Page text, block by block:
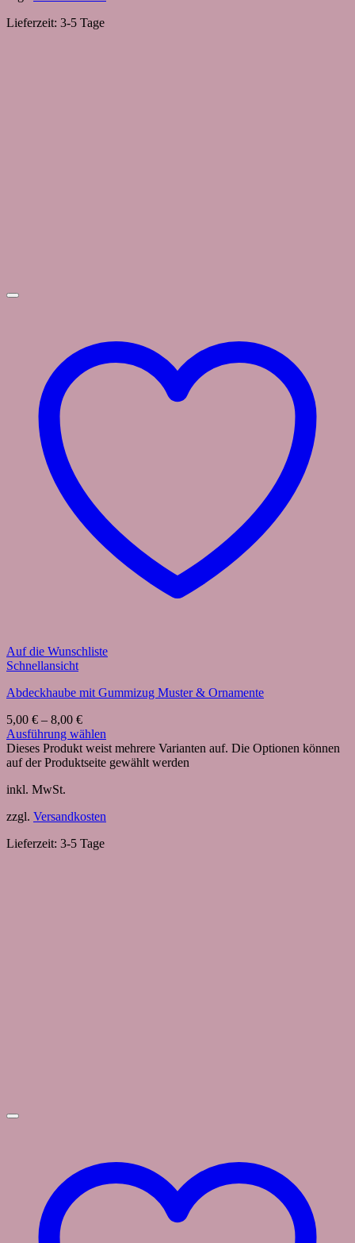
Lieferzeit: 3-5 Tage
Auf die Wunschliste
Schnellansicht
Abdeckhaube mit Gummizug Muster & Ornamente
5,00 € – 8,00 €
Ausführung wählen
Dieses Produkt weist mehrere Varianten auf. Die Optionen können
auf der Produktseite gewählt werden
inkl. MwSt.
zzgl. Versandkosten
Lieferzeit: 3-5 Tage